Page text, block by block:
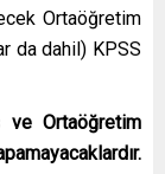
Ortaöğretim
da dahil) KPSS
ve Ortaöğretim